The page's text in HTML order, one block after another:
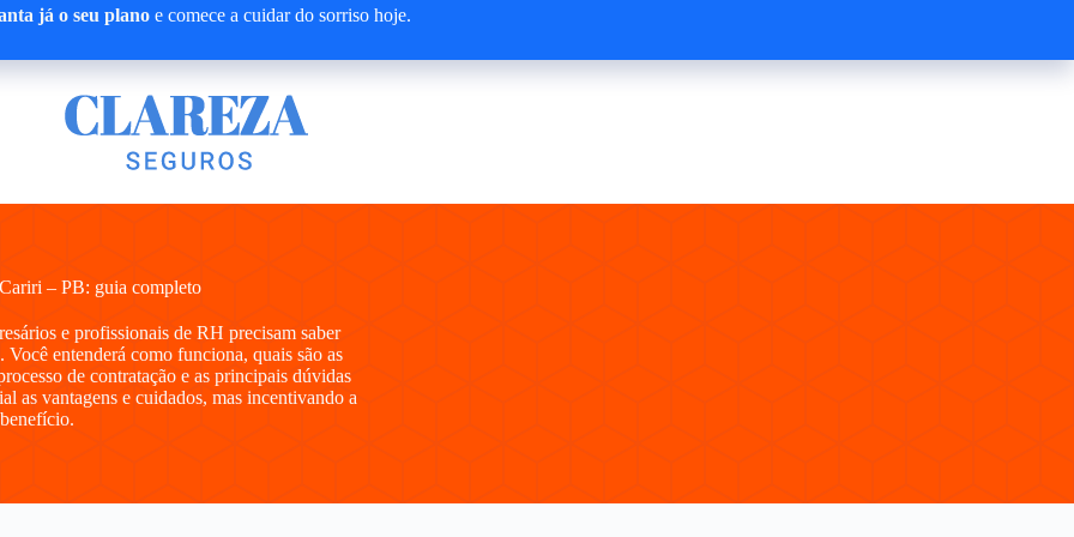
já o seu planoe comece a cuidar do sorriso hoje.
– PB: guia completo
e profissionais de RH precisam saber
entenderá como funciona, quais são as
de contratação e as principais dúvidas
as vantagens e cuidados, mas incentivando a